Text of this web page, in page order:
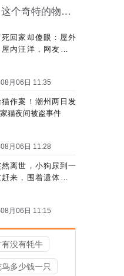
章鱼“恶名”的由来，这个奇特的物种几乎全身都是谜团！
回家却傻眼：屋外
内汪洋，网友：不
月06日 11:35
作案！潮州两日发
猫夜间被盗事件
月06日 11:28
然离世，小狗尿到一
来，围着遗体久久
月06日 11:15
有没有牦牛
多少钱一只